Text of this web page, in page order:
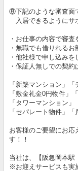
⑧下記のような審査面
入居できるようにサ
・お仕事の内容で審
・無職でも借りれる
・他社様で申し込み
・保証人無しでの契
「新築マンション」
「敷金礼金0円物件」
「タワーマンション
「セパレート物件」「
お客様のご要望にお応
す！！
当社は、【阪急岡本
※お迎えサービスも実